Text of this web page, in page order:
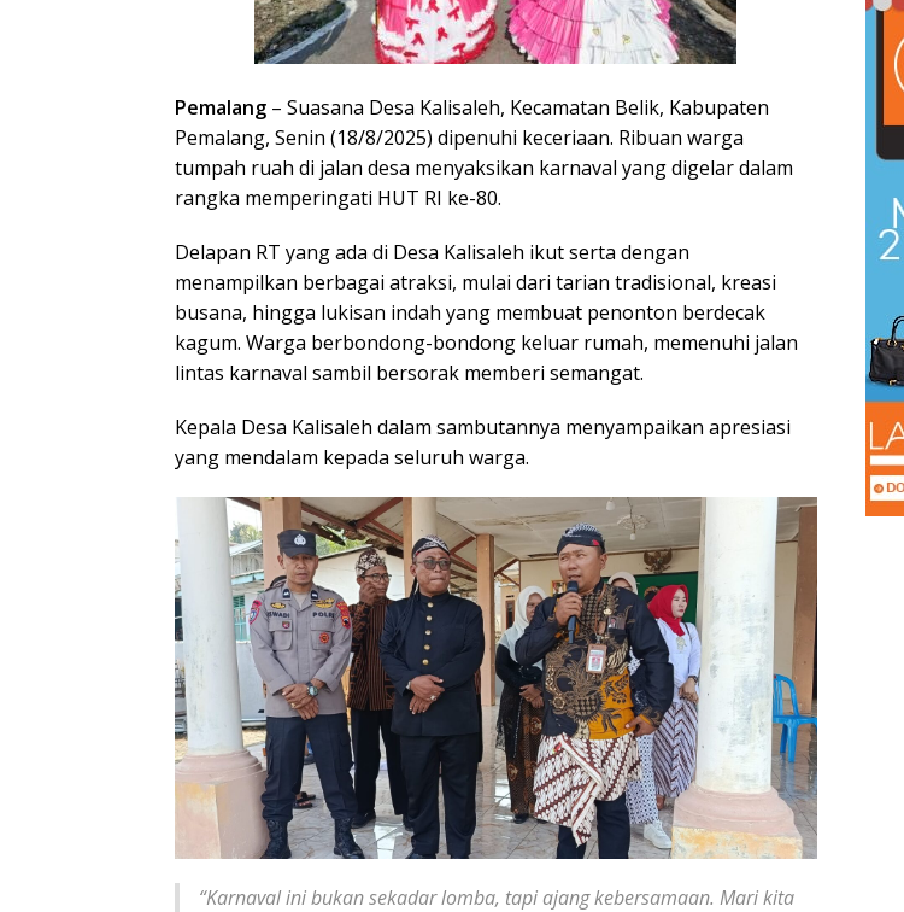
Pemalang – Suasana Desa Kalisaleh, Kecamatan Belik, Kabupaten
Pemalang, Senin (18/8/2025) dipenuhi keceriaan. Ribuan warga
tumpah ruah di jalan desa menyaksikan karnaval yang digelar dalam
rangka memperingati HUT RI ke-80.
Delapan RT yang ada di Desa Kalisaleh ikut serta dengan
menampilkan berbagai atraksi, mulai dari tarian tradisional, kreasi
busana, hingga lukisan indah yang membuat penonton berdecak
kagum. Warga berbondong-bondong keluar rumah, memenuhi jalan
lintas karnaval sambil bersorak memberi semangat.
Kepala Desa Kalisaleh dalam sambutannya menyampaikan apresiasi
yang mendalam kepada seluruh warga.
“Karnaval ini bukan sekadar lomba, tapi ajang kebersamaan. Mari kita